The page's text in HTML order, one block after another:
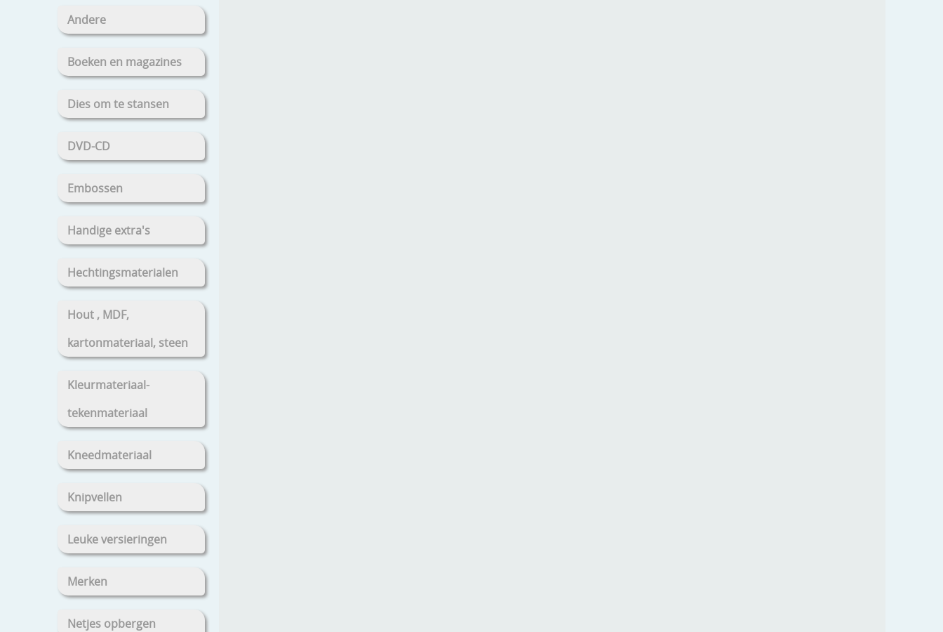
Andere
Boeken en magazines
Dies om te stansen
DVD-CD
Embossen
Handige extra's
Hechtingsmaterialen
Hout , MDF,
kartonmateriaal, steen
Kleurmateriaal-
tekenmateriaal
Kneedmateriaal
Knipvellen
Leuke versieringen
Merken
Netjes opbergen